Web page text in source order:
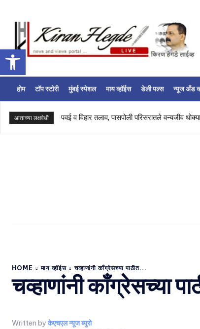
Open toolbar
होम टॉप स्टोरी मुंबई स्पेशल माय व्हॉईस डेली पल्स न्यूज अँड
आताच्या लक्षवेधी पवई व विहार तलाव, पासपोली परिसरातले वन्यजीव
HOME माय व्हॉईस चव्हाणांनी काँग्रेसच्या पाठीत...
चव्हाणांनी काँग्रेसच्या
Written by केएचएल न्यूज ब्युरो